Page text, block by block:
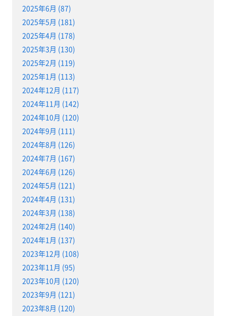
2025年6月 (87)
2025年5月 (181)
2025年4月 (178)
2025年3月 (130)
2025年2月 (119)
2025年1月 (113)
2024年12月 (117)
2024年11月 (142)
2024年10月 (120)
2024年9月 (111)
2024年8月 (126)
2024年7月 (167)
2024年6月 (126)
2024年5月 (121)
2024年4月 (131)
2024年3月 (138)
2024年2月 (140)
2024年1月 (137)
2023年12月 (108)
2023年11月 (95)
2023年10月 (120)
2023年9月 (121)
2023年8月 (120)